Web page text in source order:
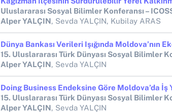
Uluslararası Sosyal Bilimler Konferansı –
Alper YALÇIN, Sevda YALÇIN, Kubilay ARAS
15. Uluslararası Türk Dünyası Sosyal Bilimler
Alper YALÇIN, Sevda YALÇIN
Doing Business Endeksine Göre Moldova’da İş
15. Uluslararası Türk Dünyası Sosyal Bilimler
Alper YALÇIN, Sevda YALÇIN